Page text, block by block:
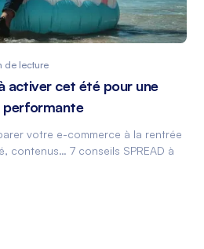
de lecture
activer cet été pour une
performante
votre e-commerce à la rentrée
contenus… 7 conseils SPREAD à